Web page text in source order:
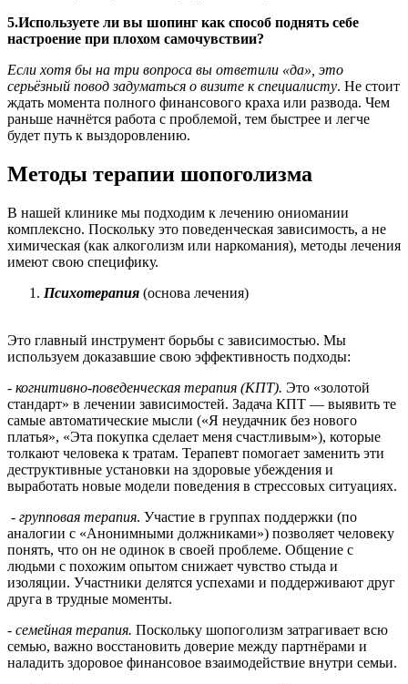
5.Используете ли вы шопинг как способ поднять себе
настроение при плохом самочувствии?
Если хотя бы на три вопроса вы ответили «да», это
серьёзный повод задуматься о визите к специалисту. Не стоит
ждать момента полного финансового краха или развода. Чем
раньше начнётся работа с проблемой, тем быстрее и легче
будет путь к выздоровлению.
Методы терапии шопоголизма
В нашей клинике мы подходим к лечению ониомании
комплексно. Поскольку это поведенческая зависимость, а не
химическая (как алкоголизм или наркомания), методы лечения
имеют свою специфику.
Психотерапия (основа лечения)
Это главный инструмент борьбы с зависимостью. Мы
используем доказавшие свою эффективность подходы:
- когнитивно-поведенческая терапия (КПТ). Это «золотой
стандарт» в лечении зависимостей. Задача КПТ — выявить те
самые автоматические мысли («Я неудачник без нового
платья», «Эта покупка сделает меня счастливым»), которые
толкают человека к тратам. Терапевт помогает заменить эти
деструктивные установки на здоровые убеждения и
выработать новые модели поведения в стрессовых ситуациях.
- групповая терапия. Участие в группах поддержки (по
аналогии с «Анонимными должниками») позволяет человеку
понять, что он не одинок в своей проблеме. Общение с
людьми с похожим опытом снижает чувство стыда и
изоляции. Участники делятся успехами и поддерживают друг
друга в трудные моменты.
- семейная терапия. Поскольку шопоголизм затрагивает всю
семью, важно восстановить доверие между партнёрами и
наладить здоровое финансовое взаимодействие внутри семьи.